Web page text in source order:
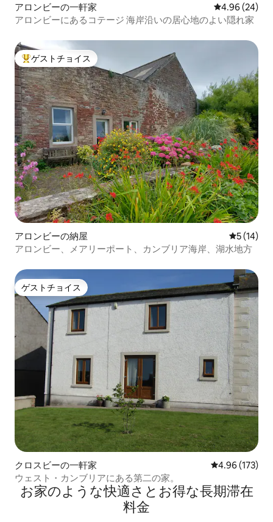
アロンビーの一軒家 レビュー24
4.96 (24)
アロンビーにあるコテージ 海岸沿いの居心地のよい隠れ家
大好評のゲストチョイスです。
ゲストチョイス
アロンビーの納屋 レビュー
5 (14)
アロンビー、メアリーポート、カンブリア海岸、湖水地方
ゲストチョイス
ゲストチョイス
クロスビーの一軒家 レビュー173
4.96 (173)
ウェスト・カンブリアにある第二の家。
お家のような快⁠適⁠さ⁠とお⁠得⁠な長⁠期⁠滞⁠在
料⁠金